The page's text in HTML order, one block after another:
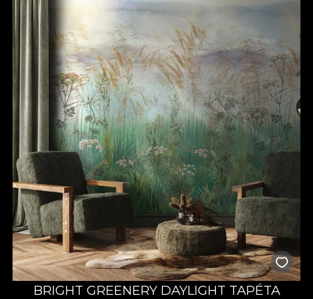
BRIGHT GREENERY DAYLIGHT TAPÉTA